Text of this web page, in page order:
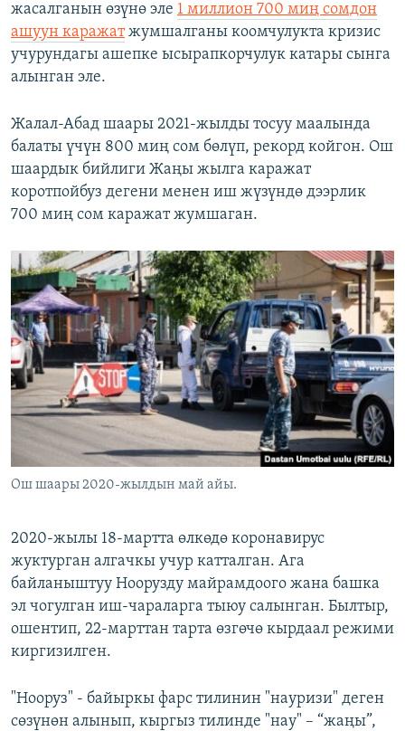
жасалганын өзүнө эле 1 миллион 700 миң сомдон
ашуун каражатжумшалганы коомчулукта кризис
учурундагы ашепке ысырапкорчулук катары сынга
алынган эле.
Жалал-Абад шаары 2021-жылды тосуу маалында
балаты үчүн 800 миң сом бөлүп, рекорд койгон. Ош
шаардык бийлиги Жаңы жылга каражат
коротпойбуз дегени менен иш жүзүндө дээрлик
700 миң сом каражат жумшаган.
Ош шаары 2020-жылдын май айы.
2020-жылы 18-мартта өлкөдө коронавирус
жуктурган алгачкы учур катталган. Ага
байланыштуу Ноорузду майрамдоого жана башка
эл чогулган иш-чараларга тыюу салынган. Былтыр,
ошентип, 22-марттан тарта өзгөчө кырдаал режими
киргизилген.
"Нооруз" - байыркы фарс тилинин "науризи" деген
сөзүнөн алынып, кыргыз тилинде "нау" – “жаңы”,